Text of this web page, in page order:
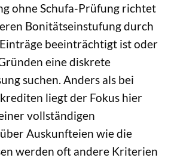
ohne Schufa-Prüfung richtet
Bonitätseinstufung durch
beeinträchtigt ist oder
eine diskrete
suchen. Anders als bei
liegt der Fokus hier
vollständigen
Auskunfteien wie die
werden oft andere Kriterien